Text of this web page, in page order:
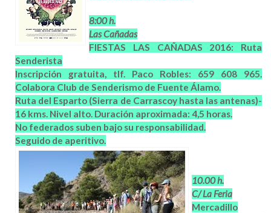
8:00 h.
Las Cañadas
FIESTAS LAS CAÑADAS 2016: Ruta
Senderista
Inscripción gratuita, tlf. Paco Robles: 659 608 965.
Colabora Club de Senderismo de Fuente Álamo.
Ruta del Esparto (Sierra de Carrascoy hasta las antenas)-
16 kms. Nivel alto. Duración aproximada: 4,5 horas.
No federados suben bajo su responsabilidad.
Seguido de aperitivo.
10.00 h.
C/ La Feria
Mercadillo